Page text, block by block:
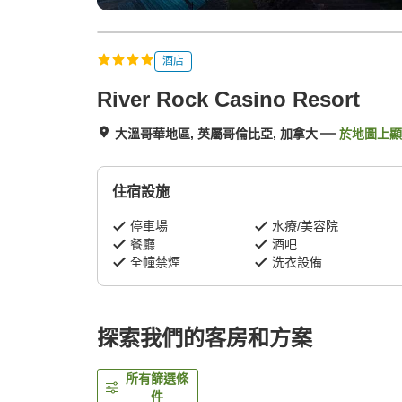
酒店
River Rock Casino Resort
大溫哥華地區, 英屬哥倫比亞, 加拿大 於地圖上
住宿設施
停車場
水療/美容院
餐廳
酒吧
全幢禁煙
洗衣設備
探索我們的客房和方案
所有篩選條
件